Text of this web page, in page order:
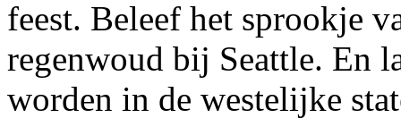
feest. Beleef het sprookje
regenwoud bij Seattle. En
worden in de westelijke